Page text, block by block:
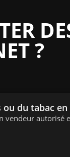
?
ou du tabac en
vendeur